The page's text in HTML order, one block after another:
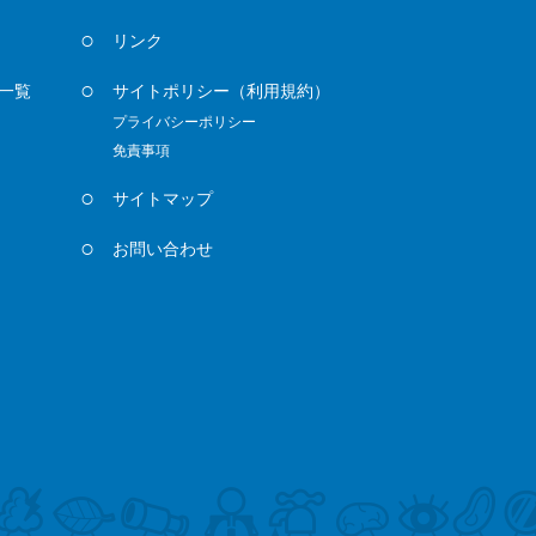
覧
リンク
サイトポリシー （利用規約）
プライバシーポリシー
免責事項
サイトマップ
お問い合わせ